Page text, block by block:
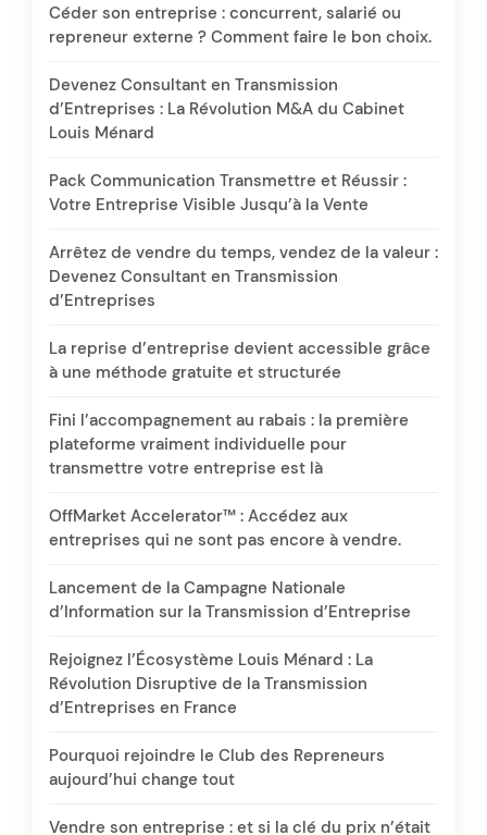
Céder son entreprise : concurrent, salarié ou
repreneur externe ? Comment faire le bon choix.
Devenez Consultant en Transmission
d’Entreprises : La Révolution M&A du Cabinet
Louis Ménard
Pack Communication Transmettre et Réussir :
Votre Entreprise Visible Jusqu’à la Vente
Arrêtez de vendre du temps, vendez de la valeur :
Devenez Consultant en Transmission
d’Entreprises
La reprise d’entreprise devient accessible grâce
à une méthode gratuite et structurée
Fini l’accompagnement au rabais : la première
plateforme vraiment individuelle pour
transmettre votre entreprise est là
OffMarket Accelerator™ : Accédez aux
entreprises qui ne sont pas encore à vendre.
Lancement de la Campagne Nationale
d’Information sur la Transmission d’Entreprise
Rejoignez l’Écosystème Louis Ménard : La
Révolution Disruptive de la Transmission
d’Entreprises en France
Pourquoi rejoindre le Club des Repreneurs
aujourd’hui change tout
Vendre son entreprise : et si la clé du prix n’était